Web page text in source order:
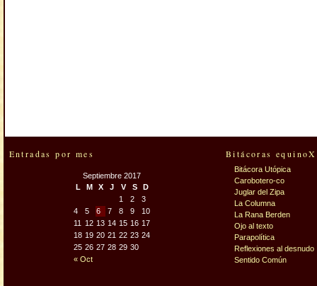
Entradas por mes
Septiembre 2017
L
M X J V S D
« Oct
1 2
3
4
5 6 7 8 9
10
11
12 13 14 15 16 17
18 19 20 21 22 23 24
25 26 27 28 29 30
Bitácoras
Bitácora Utópica
Carobotero-co
Juglar del Zipa
La Columna
La Rana Berden
Ojo al texto
Parapolítica
Reflexiones al desnudo
Sentido Común